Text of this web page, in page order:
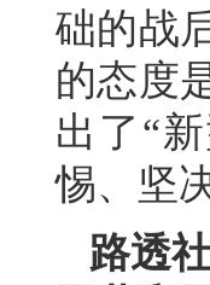
础的战
的态度
出了“
惕、坚
路透